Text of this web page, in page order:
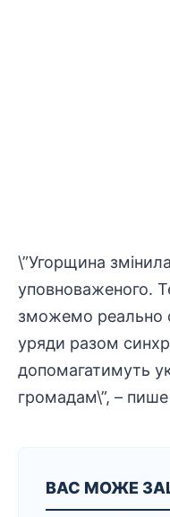
\”Угорщина
уповноваженого.
зможемо реально
уряди разом
допомагатимуть
громадам\”, –
ВАС МОЖЕ